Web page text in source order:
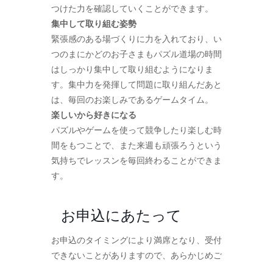
つけた力を確認していくことができます。
集中して取り組む姿勢
緊張感のある場づくりに力を入れており、い
つのまにかどのお子さまもパズル道場の時間
はしっかり集中して取り組むようになりま
す。集中力を発揮して問題に取り組んだあと
は、毎回のお楽しみであるゲームタイム。
楽しいから好きになる
パズルやゲームを使って競争したり楽しむ時
間をもつことで、また来週も頑張ろうという
気持ちでレッスンを毎回終わることができま
す。
お申込にあたって
お申込のタイミングにより満席となり、受付
できないことがありますので、あらかじめご